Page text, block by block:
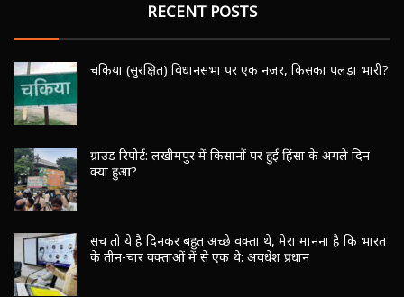
RECENT POSTS
चकिया (सुरक्षित) विधानसभा पर एक नजर, किसका पलड़ा भारी?
ग्राउंड रिपोर्ट: लखीमपुर में किसानों पर हुई हिंसा के अगले दिन
क्या हुआ?
सच तो ये है दिनकर बहुत अच्छे वक्ता थे, मेरा मानना है कि भारत
के तीन-चार वक्ताओं में से एक थे: अवधेश प्रधान